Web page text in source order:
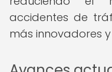
accidentes de
más innovadores